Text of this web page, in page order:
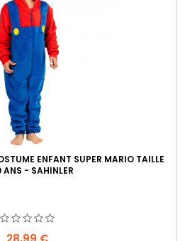
ENFANT SUPER MARIO TAILLE
ANS - SAHINLER
Prix